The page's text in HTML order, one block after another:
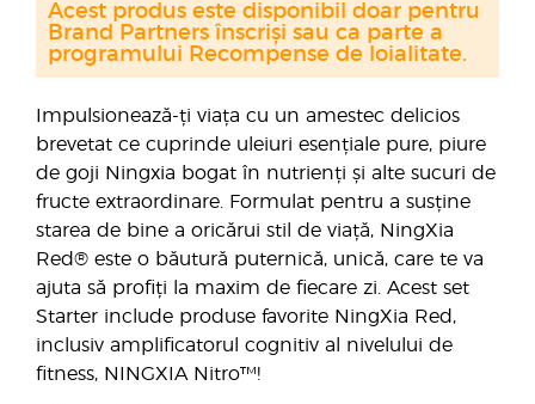
Impulsionează-ți viața cu un amestec delicios
brevetat ce cuprinde uleiuri esențiale pure, piure
de goji Ningxia bogat în nutrienți și alte sucuri de
fructe extraordinare. Formulat pentru a susține
starea de bine a oricărui stil de viață, NingXia
Red® este o băutură puternică, unică, care te va
ajuta să profiți la maxim de fiecare zi. Acest set
Starter include produse favorite NingXia Red,
inclusiv amplificatorul cognitiv al nivelului de
fitness, NINGXIA Nitro™!
Acest produs este disponibil doar pentru
Brand Partners înscriși sau ca parte a
programului Recompense de loialitate.